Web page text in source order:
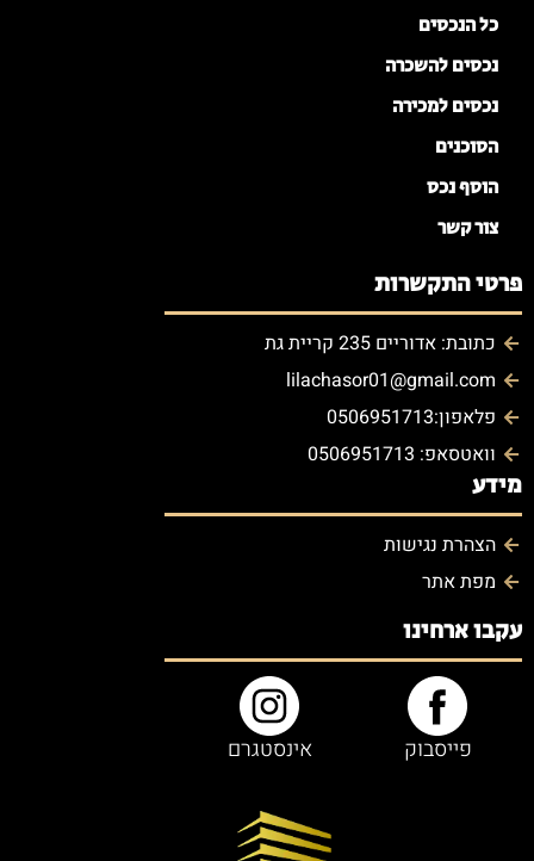
כל הנכסים
נכסים להשכרה
נכסים למכירה
הסוכנים
הוסף נכס
צור קשר
פרטי התקשרות
כתובת: אדוריים 235 קריית גת
lilachasor01@gmail.com
פלאפון:0506951713
וואטסאפ: 0506951713
מידע
הצהרת נגישות
מפת אתר
עקבו ארחינו
פייסבוק אינסטגרם